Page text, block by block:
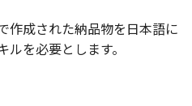
作成された納品物を日本語に
を必要とします。